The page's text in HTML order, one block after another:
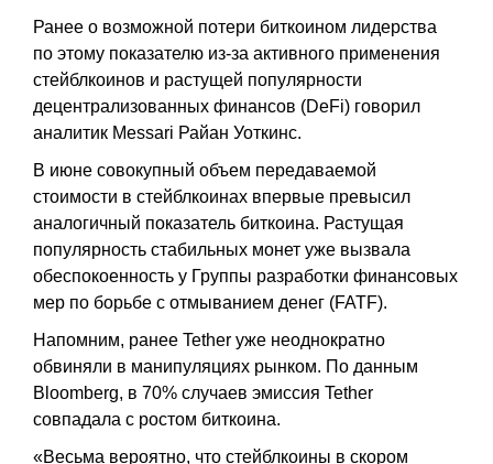
Ранее о возможной потери биткоином лидерства
по этому показателю из-за активного применения
стейблкоинов и растущей популярности
децентрализованных финансов (DeFi) говорил
аналитик Messari Райан Уоткинс.
В июне совокупный объем передаваемой
стоимости в стейблкоинах впервые превысил
аналогичный показатель биткоина. Растущая
популярность стабильных монет уже вызвала
обеспокоенность у Группы разработки финансовых
мер по борьбе с отмыванием денег (FATF).
Напомним, ранее Tether уже неоднократно
обвиняли в манипуляциях рынком. По данным
Bloomberg, в 70% случаев эмиссия Tether
совпадала с ростом биткоина.
«Весьма вероятно, что стейблкоины в скором